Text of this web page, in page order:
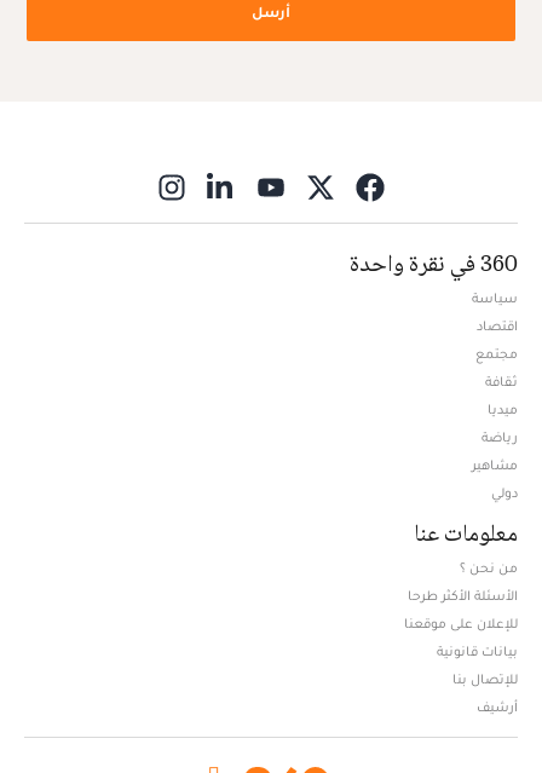
أرسل
360 في نقرة واحدة
سياسة
اقتصاد
مجتمع
ثقافة
ميديا
رياضة
مشاهير
دولي
معلومات عنا
من نحن ؟
الأسئلة الأكثر طرحا
للإعلان على موقعنا
بيانات قانونية
للإتصال بنا
أرشيف